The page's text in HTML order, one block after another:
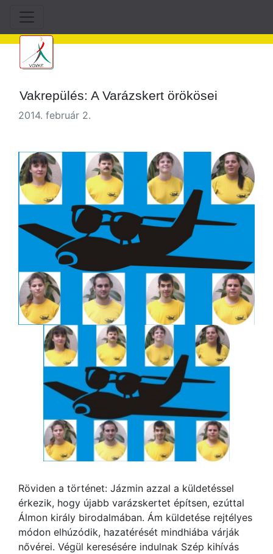
Vakrepülés: A Varázskert örökösei
2014. február 2.
Röviden a történet: Jázmin azzal a küldetéssel
érkezik, hogy újabb varázskertet építsen, ezúttal
Álmon király birodalmában. Ám küldetése rejtélyes
módon elhúzódik, hazatérését mindhiába várják
nővérei. Végül keresésére indulnak Szép kihívás